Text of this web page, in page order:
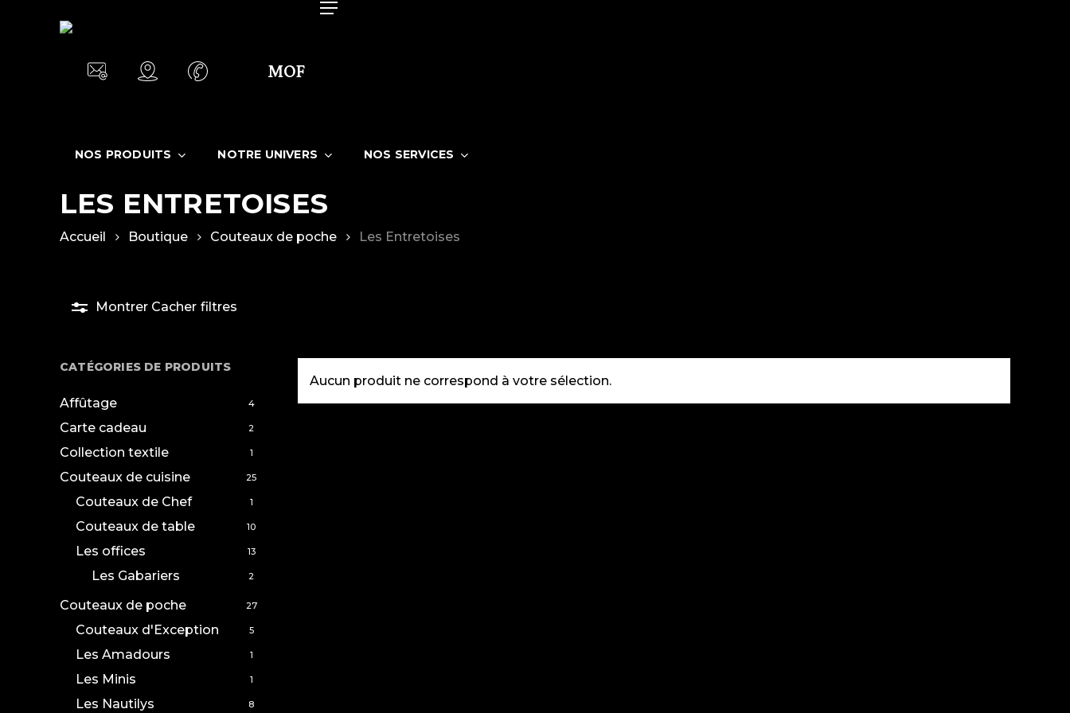
MOF
Menu
NOS PRODUITS NOTRE UNIVERS NOS SERVICES
LES ENTRETOISES
Accueil Boutique Couteaux de poche Les Entretoises
Montrer Cacher filtres
CATÉGORIES DE PRODUITS
Affûtage 4
Carte cadeau 2
Collection textile 1
Couteaux de cuisine 25
Couteaux de Chef 1
Couteaux de table 10
Les offices 13
Les Gabariers 2
Couteaux de poche 27
Couteaux d'Exception 5
Les Amadours 1
Les Minis 1
Les Nautilys 8
Aucun produit ne correspond à votre sélection.